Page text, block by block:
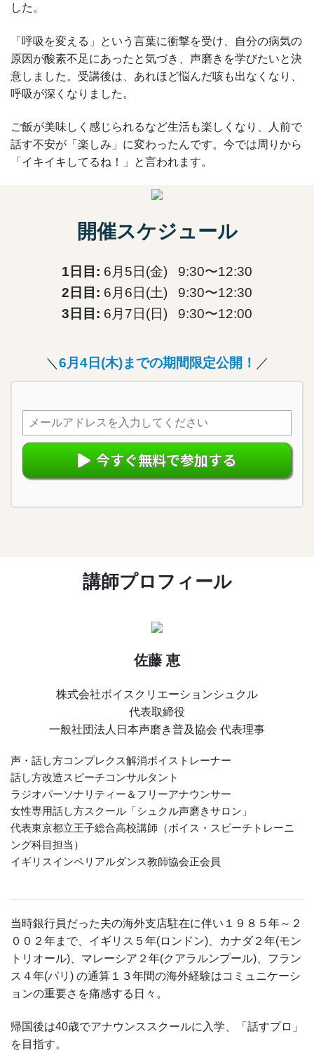
した。
「呼吸を変える」という言葉に衝撃を受け、自分の病気の
原因が酸素不足にあったと気づき、声磨きを学びたいと決
意しました。受講後は、あれほど悩んだ咳も出なくなり、
呼吸が深くなりました。
ご飯が美味しく感じられるなど生活も楽しくなり、人前で
話す不安が「楽しみ」に変わったんです。今では周りから
「イキイキしてるね！」と言われます。
開催スケジュール
1日目: 6月5日(金) 9:30〜12:30
2日目: 6月6日(土) 9:30〜12:30
3日目: 6月7日(日) 9:30〜12:00
＼ 6月4日(木)までの期間限定公開！ ／
今すぐ無料で参加する
講師プロフィール
佐藤 恵
株式会社ボイスクリエーションシュクル
代表取締役
一般社団法人日本声磨き普及協会 代表理事
声・話し方コンプレクス解消ボイストレーナー
話し方改造スピーチコンサルタント
ラジオパーソナリティー＆フリーアナウンサー
女性専用話し方スクール「シュクル声磨きサロン」
代表東京都立王子総合高校講師（ボイス・スピーチトレーニ
ング科目担当）
イギリスインペリアルダンス教師協会正会員
当時銀行員だった夫の海外支店駐在に伴い１９８５年～２
００２年まで、イギリス５年(ロンドン)、カナダ２年(モン
トリオール)、マレーシア２年(クアラルンプール)、フラン
ス４年(パリ) の通算１３年間の海外経験はコミュニケーシ
ョンの重要さを痛感する日々。
帰国後は40歳でアナウンススクールに入学、「話すプロ」
を目指す。